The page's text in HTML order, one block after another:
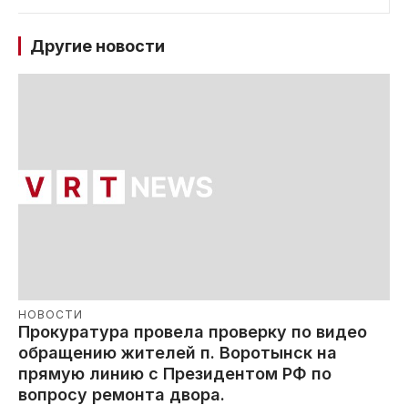
Другие новости
НОВОСТИ
Прокуратура провела проверку по видео
обращению жителей п. Воротынск на
прямую линию с Президентом РФ по
вопросу ремонта двора.